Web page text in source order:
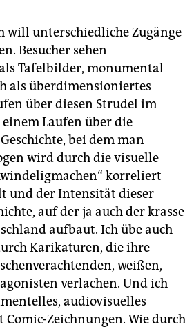
will unterschiedliche Zugänge
Besucher sehen
Tafelbilder, monumental
als überdimensioniertes
über diesen Strudel im
Laufen über die
bei dem man
wird durch die visuelle
korreliert
und der Intensität dieser
auf der ja auch der krasse
aufbaut. Ich übe auch
Karikaturen, die ihre
weißen,
verlachen. Und ich
audiovisuelles
Zeichnungen. Wie durch